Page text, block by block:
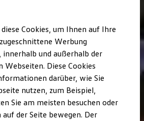
finden
Cookies, um Ihnen auf Ihre
Werbung
innerhalb und außerhalb der
Webseiten. Diese Cookies
darüber, wie Sie
nutzen, zum Beispiel,
Sie am meisten besuchen oder
auf der Seite bewegen. Der